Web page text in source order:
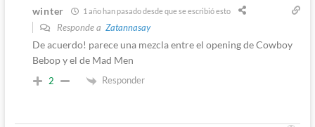
winter 1 año han pasado desde que se escribió esto
Responde a Zatannasay
De acuerdo! parece una mezcla entre el opening de Cowboy
Bebop y el de Mad Men
2 Responder